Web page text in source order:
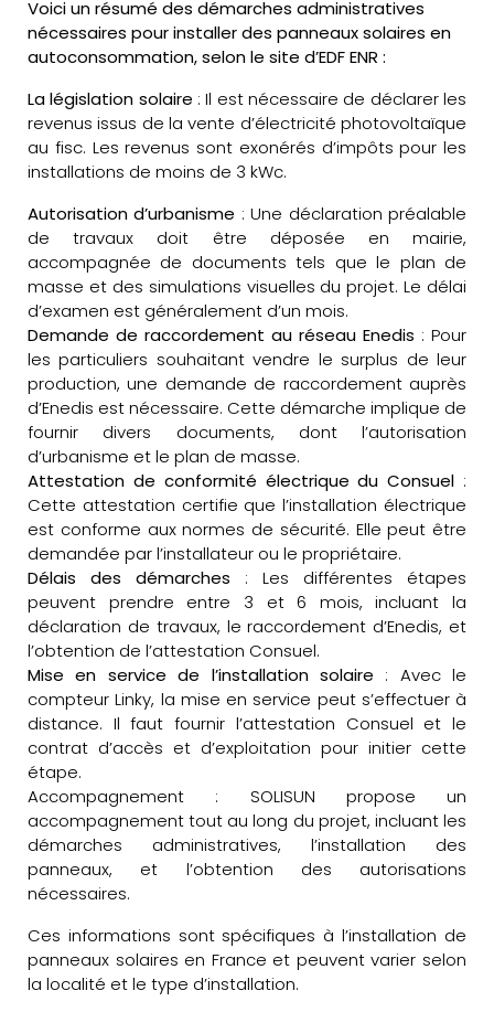
Voici un résumé des démarches administratives
nécessaires pour installer des panneaux solaires en
autoconsommation, selon le site d’EDF ENR :
La législation solaire : Il est nécessaire de déclarer les
revenus issus de la vente d’électricité photovoltaïque
au fisc. Les revenus sont exonérés d’impôts pour les
installations de moins de 3 kWc.
Autorisation d’urbanisme : Une déclaration préalable
de travaux doit être déposée en mairie,
accompagnée de documents tels que le plan de
masse et des simulations visuelles du projet. Le délai
d’examen est généralement d’un mois.
Demande de raccordement au réseau Enedis : Pour
les particuliers souhaitant vendre le surplus de leur
production, une demande de raccordement auprès
d’Enedis est nécessaire. Cette démarche implique de
fournir divers documents, dont l’autorisation
d’urbanisme et le plan de masse.
Attestation de conformité électrique du Consuel :
Cette attestation certifie que l’installation électrique
est conforme aux normes de sécurité. Elle peut être
demandée par l’installateur ou le propriétaire.
Délais des démarches : Les différentes étapes
peuvent prendre entre 3 et 6 mois, incluant la
déclaration de travaux, le raccordement d’Enedis, et
l’obtention de l’attestation Consuel.
Mise en service de l’installation solaire : Avec le
compteur Linky, la mise en service peut s’effectuer à
distance. Il faut fournir l’attestation Consuel et le
contrat d’accès et d’exploitation pour initier cette
étape.
Accompagnement : SOLISUN propose un
accompagnement tout au long du projet, incluant les
démarches administratives, l’installation des
panneaux, et l’obtention des autorisations
nécessaires.
Ces informations sont spécifiques à l’installation de
panneaux solaires en France et peuvent varier selon
la localité et le type d’installation.